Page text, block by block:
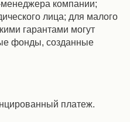
менеджера компании;
лица; для малого
гарантами могут
фонды, созданные
платеж.